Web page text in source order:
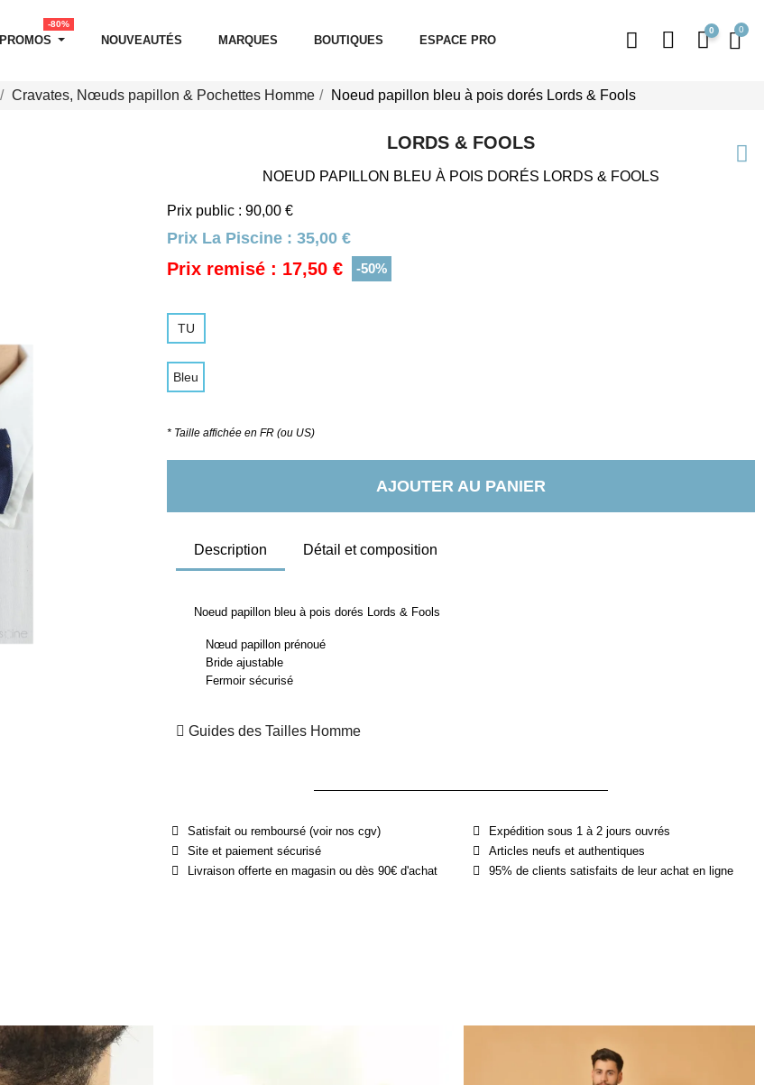
PROMOS
-80%
NOUVEAUTÉS MARQUES BOUTIQUES ESPACE PRO
0
Cravates, Nœuds papillon & Pochettes Homme Noeud papillon bleu à pois dorés Lords & Fools
LORDS & FOOLS
NOEUD PAPILLON BLEU À POIS DORÉS LORDS & FOOLS
Prix public : 90,00 €
Prix La Piscine : 35,00 €
Prix remisé : 17,50 € -50%
TU
Bleu
* Taille affichée en FR (ou US)
AJOUTER AU PANIER
Description Détail et composition
Noeud papillon bleu à pois dorés Lords & Fools
Nœud papillon prénoué
Bride ajustable
Fermoir sécurisé
Guides des Tailles Homme
Satisfait ou remboursé (voir nos cgv)
Site et paiement sécurisé
Livraison offerte en magasin ou dès 90€ d'achat
Expédition sous 1 à 2 jours ouvrés
Articles neufs et authentiques
95% de clients satisfaits de leur achat en ligne